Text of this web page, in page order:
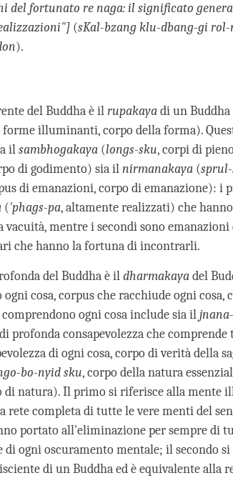
del fortunato re naga: il significato
(sKal-bzang klu-dbang-gi
).
del Buddha è ilrupakayadi un Buddha
illuminanti, corpo della forma).
ilsambhogakaya(longs-sku, corpi di
di godimento) sia ilnirmanakaya(
di emanazioni, corpo di emanazione): i
('phags-pa, altamente realizzati) che
vacuità, mentre i secondi sono
che hanno la fortuna di incontrarli.
del Buddha è ildharmakayadel
cosa, corpus che racchiude ogni cosa,
ogni cosa include sia il
profonda consapevolezza che
di ogni cosa, corpo di verità della
bo-nyid sku, corpo della natura
di natura). Il primo si riferisce alla mente
rete completa di tutte le vere menti del
portato all'eliminazione per sempre di
di ogni oscuramento mentale; il secondo
di un Buddha ed è equivalente alla